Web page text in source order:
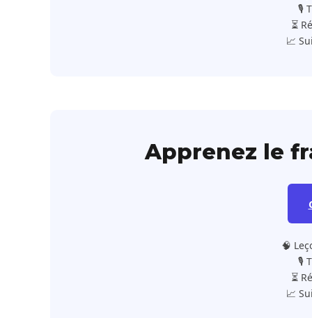
🎙️
⏳
📈
Apprenez le
🧠
🎙️
⏳
📈